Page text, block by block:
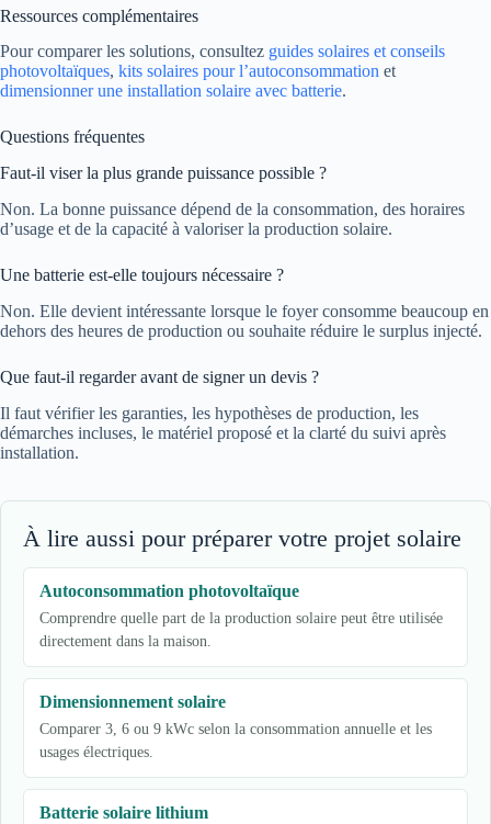
Ressources complémentaires
Pour comparer les solutions, consultez guides solaires et conseils
photovoltaïques, kits solaires pour l’autoconsommation et
dimensionner une installation solaire avec batterie.
Questions fréquentes
Faut-il viser la plus grande puissance possible ?
Non. La bonne puissance dépend de la consommation, des horaires
d’usage et de la capacité à valoriser la production solaire.
Une batterie est-elle toujours nécessaire ?
Non. Elle devient intéressante lorsque le foyer consomme beaucoup en
dehors des heures de production ou souhaite réduire le surplus injecté.
Que faut-il regarder avant de signer un devis ?
Il faut vérifier les garanties, les hypothèses de production, les
démarches incluses, le matériel proposé et la clarté du suivi après
installation.
À lire aussi pour préparer votre projet solaire
Autoconsommation photovoltaïque
Comprendre quelle part de la production solaire peut être utilisée
directement dans la maison.
Dimensionnement solaire
Comparer 3, 6 ou 9 kWc selon la consommation annuelle et les
usages électriques.
Batterie solaire lithium